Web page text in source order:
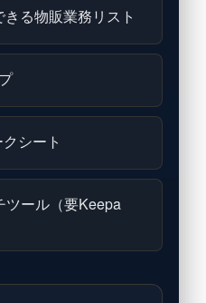
る物販業務リスト
シート
ツール（要Keepa